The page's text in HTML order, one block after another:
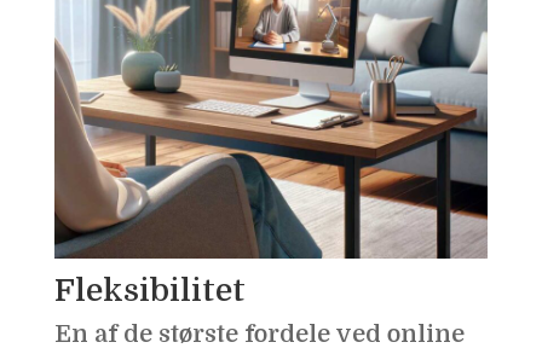
Fleksibilitet
En af de største fordele ved online